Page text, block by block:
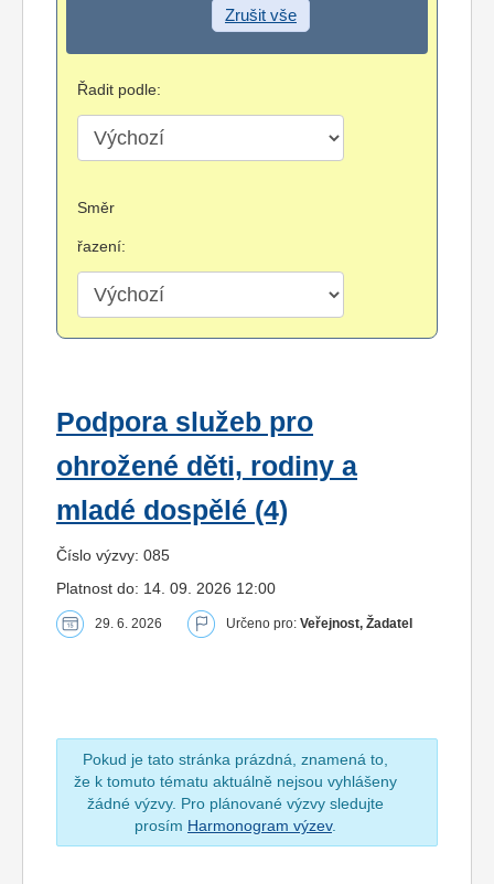
Zrušit vše
Řadit podle:
Směr
řazení:
Podpora služeb pro
ohrožené děti, rodiny a
mladé dospělé (4)
Číslo výzvy: 085
Platnost do: 14. 09. 2026 12:00
29. 6. 2026 Určeno pro: Veřejnost, Žadatel
Pokud je tato stránka prázdná, znamená to,
že k tomuto tématu aktuálně nejsou vyhlášeny
žádné výzvy. Pro plánované výzvy sledujte
prosím Harmonogram výzev.